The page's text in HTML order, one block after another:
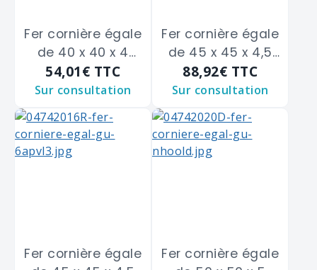
Fer cornière égale
de 40 x 40 x 4
m/m
54,01€ TTC
Sur consultation
Fer cornière égale
de 45 x 45 x 4,5
m/m
88,92€ TTC
Sur consultation
Fer cornière égale
Fer cornière égale